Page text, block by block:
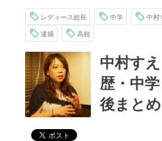
レディース総長 中学 中村
逮捕 高校
中村す
歴・中
後まとめ